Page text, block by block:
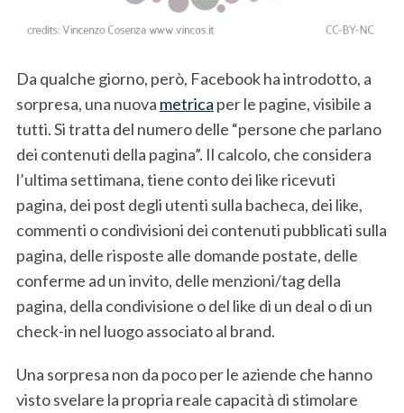
Da qualche giorno, però, Facebook ha introdotto, a
sorpresa, una nuova metrica per le pagine, visibile a
tutti. Si tratta del numero delle “persone che parlano
dei contenuti della pagina”. Il calcolo, che considera
l’ultima settimana, tiene conto dei like ricevuti
pagina, dei post degli utenti sulla bacheca, dei like,
commenti o condivisioni dei contenuti pubblicati sulla
pagina, delle risposte alle domande postate, delle
conferme ad un invito, delle menzioni/tag della
pagina, della condivisione o del like di un deal o di un
check-in nel luogo associato al brand.
Una sorpresa non da poco per le aziende che hanno
visto svelare la propria reale capacità di stimolare